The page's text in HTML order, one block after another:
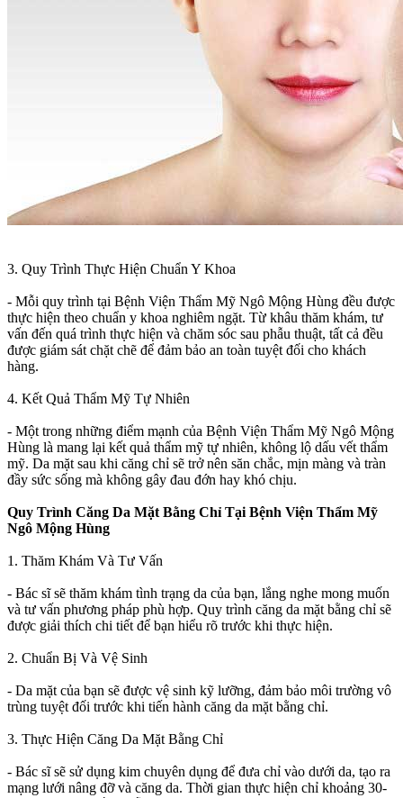
3. Quy Trình Thực Hiện Chuẩn Y Khoa
- Mỗi quy trình tại Bệnh Viện Thẩm Mỹ Ngô Mộng Hùng đều được
thực hiện theo chuẩn y khoa nghiêm ngặt. Từ khâu thăm khám, tư
vấn đến quá trình thực hiện và chăm sóc sau phẫu thuật, tất cả đều
được giám sát chặt chẽ để đảm bảo an toàn tuyệt đối cho khách
hàng.
4. Kết Quả Thẩm Mỹ Tự Nhiên
- Một trong những điểm mạnh của Bệnh Viện Thẩm Mỹ Ngô Mộng
Hùng là mang lại kết quả thẩm mỹ tự nhiên, không lộ dấu vết thẩm
mỹ. Da mặt sau khi căng chỉ sẽ trở nên săn chắc, mịn màng và tràn
đầy sức sống mà không gây đau đớn hay khó chịu.
Quy Trình Căng Da Mặt Bằng Chỉ Tại Bệnh Viện Thẩm Mỹ
Ngô Mộng Hùng
1. Thăm Khám Và Tư Vấn
- Bác sĩ sẽ thăm khám tình trạng da của bạn, lắng nghe mong muốn
và tư vấn phương pháp phù hợp. Quy trình căng da mặt bằng chỉ sẽ
được giải thích chi tiết để bạn hiểu rõ trước khi thực hiện.
2. Chuẩn Bị Và Vệ Sinh
- Da mặt của bạn sẽ được vệ sinh kỹ lưỡng, đảm bảo môi trường vô
trùng tuyệt đối trước khi tiến hành căng da mặt bằng chỉ.
3. Thực Hiện Căng Da Mặt Bằng Chỉ
- Bác sĩ sẽ sử dụng kim chuyên dụng để đưa chỉ vào dưới da, tạo ra
mạng lưới nâng đỡ và căng da. Thời gian thực hiện chỉ khoảng 30-